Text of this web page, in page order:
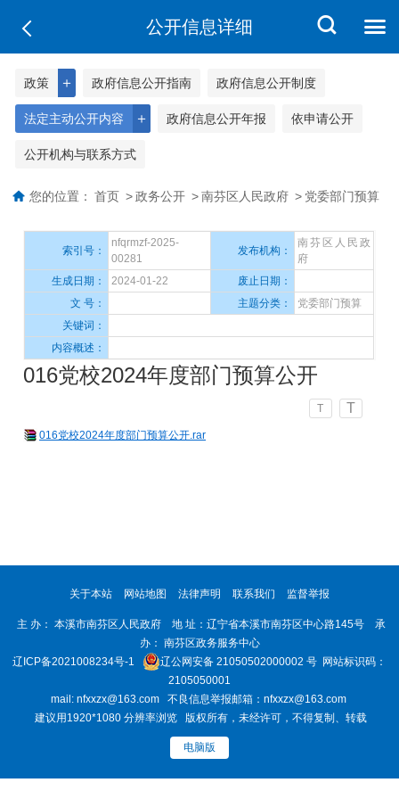
公开信息详细
＋
政策 政府信息公开指南 政府信息公开制度
＋
法定主动公开内容 政府信息公开年报 依申请公开
公开机构与联系方式
您的位置： 首页 > 政务公开 > 南芬区人民政府 > 党委部门预算
索引号：
nfqrmzf-2025-
00281
发布机构：
南芬区人民政
府
生成日期：
2024-01-22
废止日期：
文 号：
主题分类：
党委部门预算
关键词：
内容概述：
016党校2024年度部门预算公开
T T
016党校2024年度部门预算公开.rar
关于本站 网站地图 法律声明 联系我们 监督举报
主 办： 本溪市南芬区人民政府 地 址：辽宁省本溪市南芬区中心路145号 承
办： 南芬区政务服务中心
辽ICP备2021008234号-1
辽公网安备 21050502000002 号 网站标识码：
2105050001
mail: nfxxzx@163.com 不良信息举报邮箱：nfxxzx@163.com
建议用1920*1080 分辨率浏览 版权所有，未经许可，不得复制、转载
电脑版